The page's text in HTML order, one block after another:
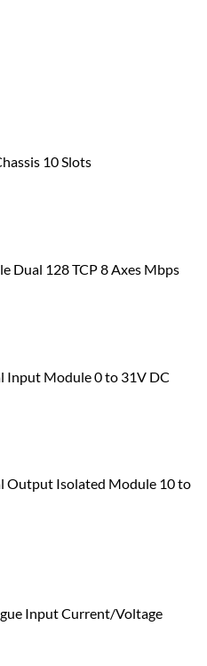
10 Slots
Dual 128 TCP 8 Axes Mbps
Module 0 to 31V DC
Output Isolated Module 10 to
Input Current/Voltage